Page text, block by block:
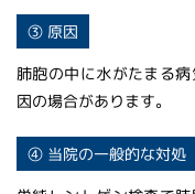
③ 原因
肺胞の中に水がたまる
因の場合があります。
④ 当院の一般的な対処